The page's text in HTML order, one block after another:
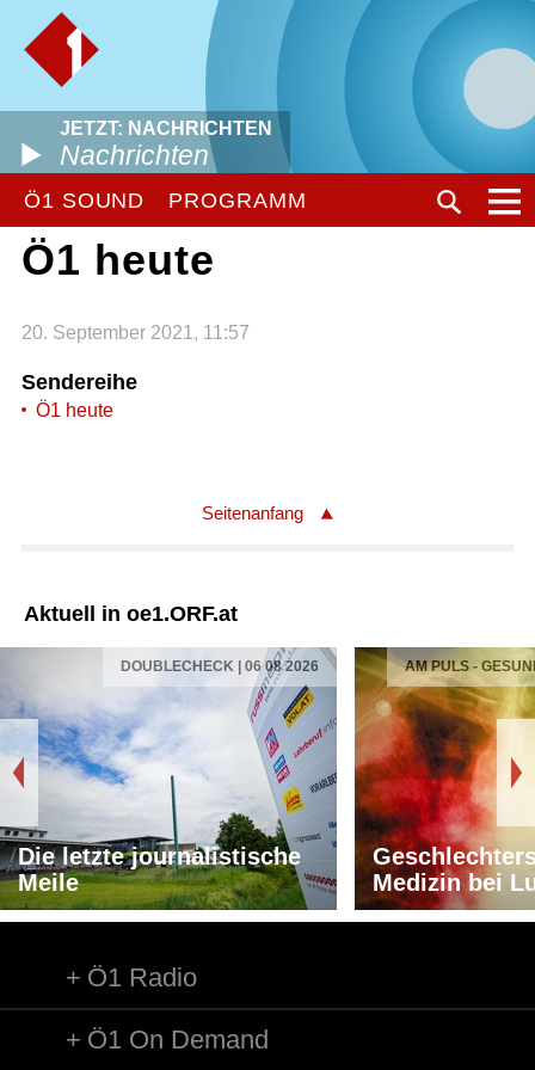
JETZT: NACHRICHTEN
Nachrichten
Ö1 SOUND PROGRAMM
Ö1 heute
20. September 2021, 11:57
Sendereihe
Ö1 heute
Seitenanfang
Aktuell in oe1.ORF.at
DOUBLECHECK | 06 08 2026
Die letzte journalistische
Meile
AM PULS -
Medizin bei
Ö1 Radio
Ö1 On Demand